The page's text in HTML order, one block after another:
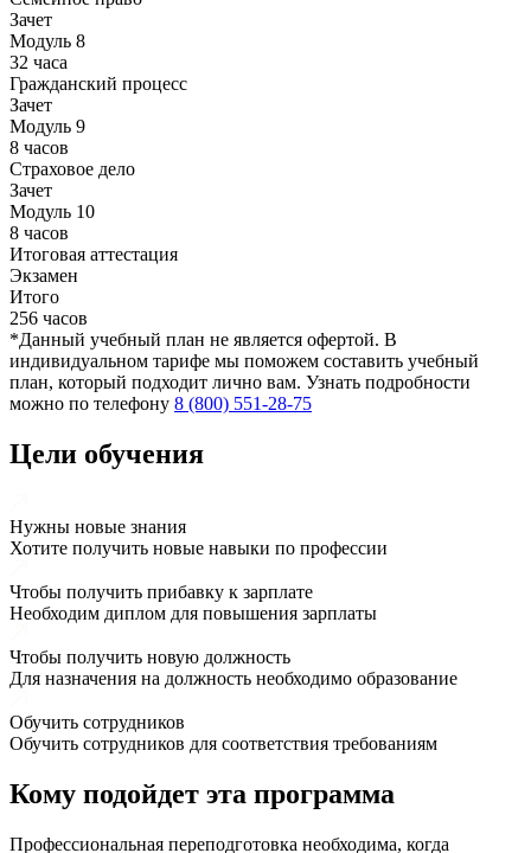
Зачет
Модуль 8
32 часа
Гражданский процесс
Зачет
Модуль 9
8 часов
Страховое дело
Зачет
Модуль 10
8 часов
Итоговая аттестация
Экзамен
Итого
256 часов
*Данный учебный план не является офертой. В
индивидуальном тарифе мы поможем составить учебный
план, который подходит лично вам. Узнать подробности
можно по телефону 8 (800) 551-28-75
Цели обучения
Нужны новые знания
Хотите получить новые навыки по профессии
Чтобы получить прибавку к зарплате
Необходим диплом для повышения зарплаты
Чтобы получить новую должность
Для назначения на должность необходимо образование
Обучить сотрудников
Обучить сотрудников для соответствия требованиям
Кому подойдет эта программа
Профессиональная переподготовка необходима, когда